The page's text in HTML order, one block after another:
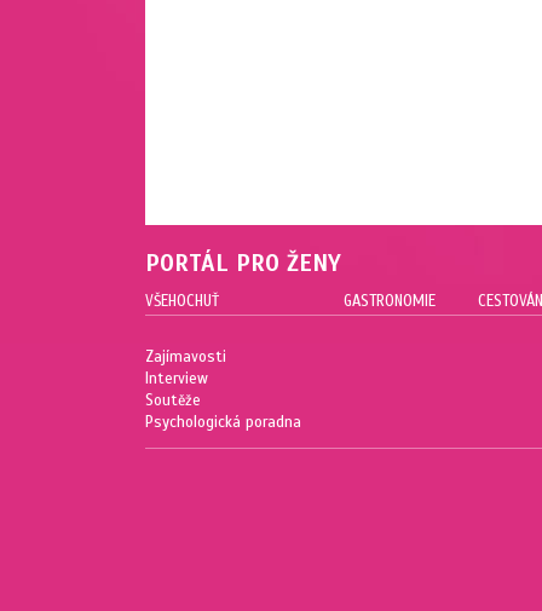
PORTÁL PRO ŽENY
VŠEHOCHUŤ
Zajímavosti
Interview
Soutěže
Psychologická poradna
GASTRONOMIE